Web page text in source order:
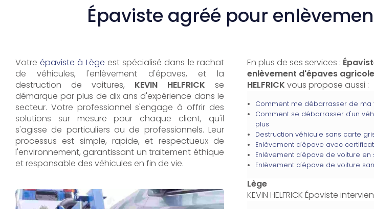
Épaviste agréé pour
Votreépaviste à Lège est spécialisé dans le rachat
de véhicules, l'enlèvement d'épaves, et la
destruction de voitures, KEVIN HELFRICK se
démarque par plus de dix ans d'expérience dans le
secteur. Votre professionnel s'engage à offrir des
solutions sur mesure pour chaque client, qu'il
s'agisse de particuliers ou de professionnels. Leur
processus est simple, rapide, et respectueux de
l'environnement, garantissant un traitement éthique
et responsable des véhicules en fin de vie.
En plus de ses services :
enlèvement d'épaves
HELFRICK vous propose aussi :
Comment me débarrasser de ma
Comment se débarrasser d'un
plus
Destruction véhicule sans carte
Enlèvement d'épave avec
Enlèvement d'épave de voiture en
Enlèvement d'épave de voiture
Lège
KEVIN HELFRICK Épaviste